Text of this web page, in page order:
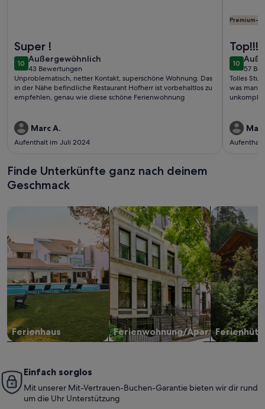
Super !
1010 von 10
Außergewöhnlich
außergewöhnlich
43 Bewertungen
(43
bewertungen)
Unproblematisch, netter Kontakt, superschöne Wohnung. Das
in der Nähe befindliche Restaurant Hofherr ist vorbehaltlos zu
empfehlen, genau wie diese schöne Ferienwohnung
Marc A.
Aufenthalt im Juli 2024
Premium-
Top!!!
1010 von
57
(57
Tolles
was man
Finde Unterkünfte ganz nach deinem
Geschmack
Ferienhaus
Suche nach Ferienhäusern
Ferienwohnung/Apartment
Suche nach Ferienwohnungen oder
Suche nach
Einfach sorglos
Mit unserer Mit-Vertrauen-Buchen-Garantie bieten wir dir rund
um die Uhr Unterstützung